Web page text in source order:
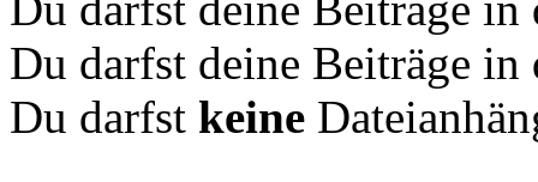
Du darfst deine Beiträge
Du darfst keine